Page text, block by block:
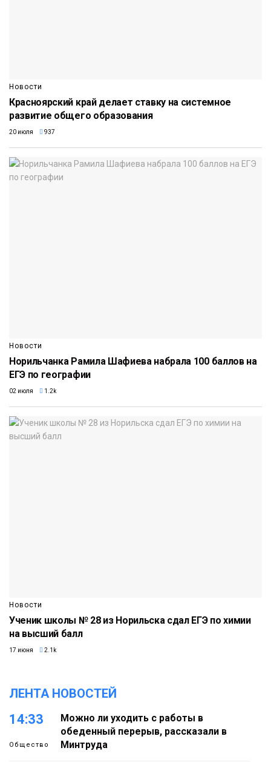
Новости
Красноярский край делает ставку на системное
развитие общего образования
20 июля 937
Новости
Норильчанка Рамила Шафиева набрала 100 баллов на
ЕГЭ по географии
02 июля 1.2k
Новости
Ученик школы № 28 из Норильска сдал ЕГЭ по химии
на высший балл
17 июня 2.1k
ЛЕНТА НОВОСТЕЙ
14:33
Общество
Можно ли уходить с работы в
обеденный перерыв, рассказали в
Минтруда